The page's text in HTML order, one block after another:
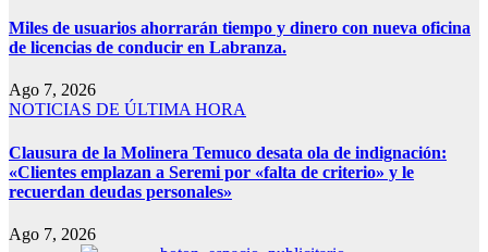
Miles de usuarios ahorrarán tiempo y dinero con nueva oficina
de licencias de conducir en Labranza.
Ago 7, 2026
NOTICIAS DE ÚLTIMA HORA
Clausura de la Molinera Temuco desata ola de indignación:
«Clientes emplazan a Seremi por «falta de criterio» y le
recuerdan deudas personales»
Ago 7, 2026